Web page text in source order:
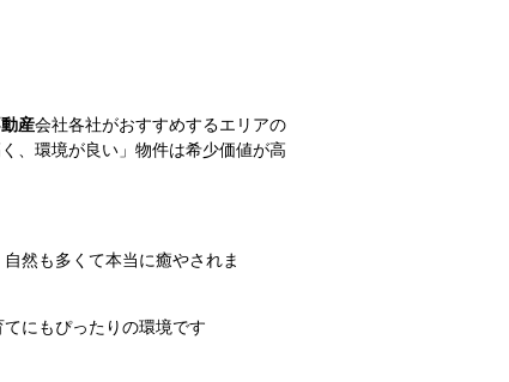
産会社各社がおすすめするエリアの
、環境が良い」物件は希少価値が高
然も多くて本当に癒やされま
にもぴったりの環境です